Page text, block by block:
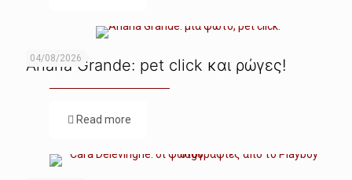
04/08/2026
Ariana Grande: pet click και ρώγες!
Read more